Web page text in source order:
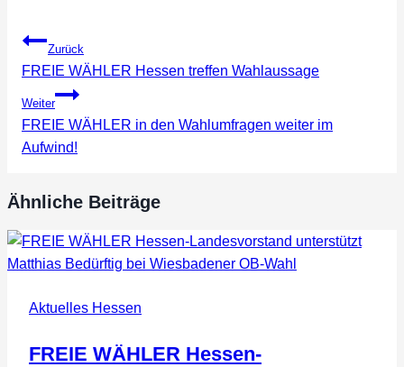
Beitragsnavigation
Zurück
FREIE WÄHLER Hessen treffen Wahlaussage
Weiter
FREIE WÄHLER in den Wahlumfragen weiter im
Aufwind!
Ähnliche Beiträge
Aktuelles Hessen
FREIE WÄHLER Hessen-